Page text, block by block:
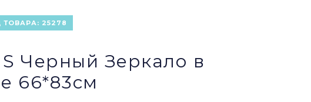
ТОВАРА: 25278
Черный Зеркало в
66*83см